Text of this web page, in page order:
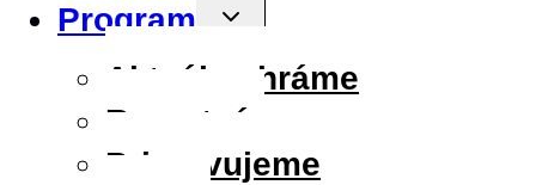
Program
Toggle
Aktuálne hráme
Repertoár
Pripravujeme